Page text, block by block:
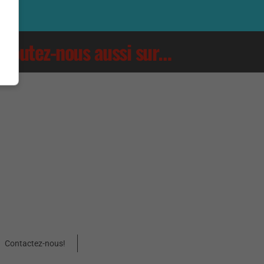
Écoutez-nous aussi sur…
Contactez-nous!